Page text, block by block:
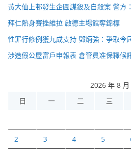
黃大仙上邨發生企圖謀殺及自殺案 警方
拜仁熱身賽挫維拉 啟德主場館奪錦標
性罪行修例獲九成支持 鄧炳強：爭取今
涉造假公屋富戶申報表 倉管員准保釋候
2026 年 8 月
日
一 二 三
2 3 4 5